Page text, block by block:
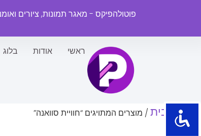
פוטולהפיקס - מאגר תמונות, ציורים
ראשי אודות בלוג
עמוד הבית / מוצרים המתויגים “חוויית סוואנה”